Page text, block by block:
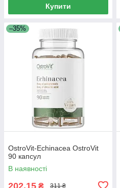
Купити
–35%
OstroVit-Echinacea OstroVit
90 капсул
В наявності
202,15 ₴ 311 ₴